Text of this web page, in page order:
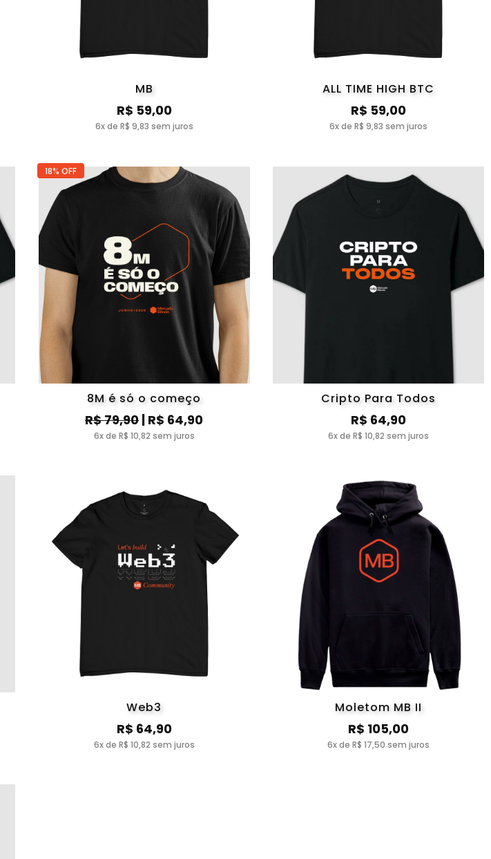
MB
R$ 59,00
6x de R$ 9,83 sem juros
ALL TIME HIGH BTC
R$ 59,00
6x de R$ 9,83 sem juros
8M é só o começo
R$ 79,90| R$ 64,90
6x de R$ 10,82 sem juros
18% OFF
Cripto Para Todos
R$ 64,90
6x de R$ 10,82 sem juros
Web3
R$ 64,90
6x de R$ 10,82 sem juros
Moletom MB II
R$ 105,00
6x de R$ 17,50 sem juros